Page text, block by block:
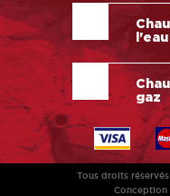
gaz
Tous droits
Conception